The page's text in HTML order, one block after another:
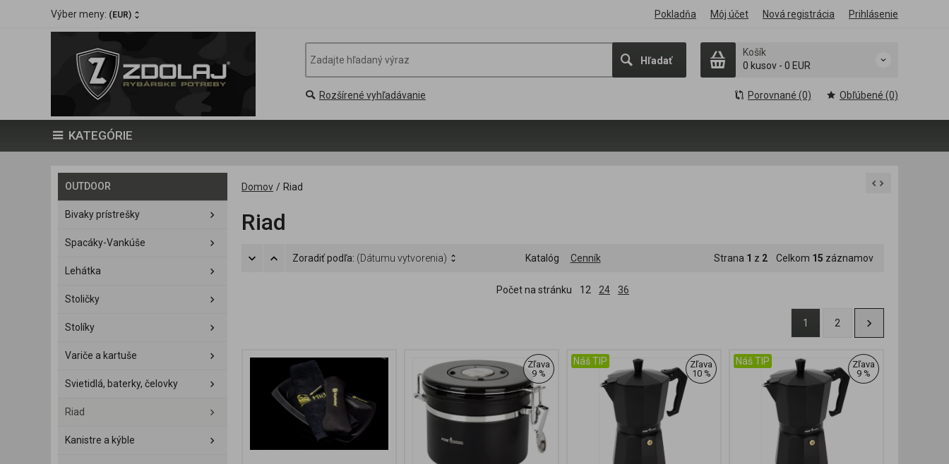
Výber meny: (EUR) Pokladňa Môj účet Nová registrácia Prihlásenie
Hľadať
Košík
0 kusov - 0 EUR
Rozšírené vyhľadávanie Porovnané (0) Obľúbené (0)
KATEGÓRIE
OUTDOOR
Bivaky prístrešky
Spacáky-Vankúše
Lehátka
Stoličky
Stolíky
Variče a kartuše
Svietidlá, baterky, čelovky
Riad
Kanistre a kýble
Domov / Riad
Riad
Zoradiť podľa: (Dátumu vytvorenia) Katalóg Cenník Strana 1 z 2 Celkom 15 záznamov
Počet na stránku 12 24 36
1 2
Zľava
9 %
Náš TIP
Zľava
10 %
Náš TIP
Zľava
9 %